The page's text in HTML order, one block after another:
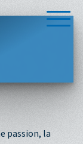
passion, la